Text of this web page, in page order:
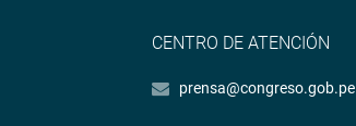
CENTRO DE ATENCIÓN
prensa@congreso.gob.pe